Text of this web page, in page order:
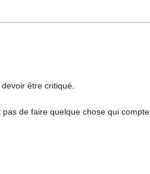
être critiqué.
de faire quelque chose qui compte.